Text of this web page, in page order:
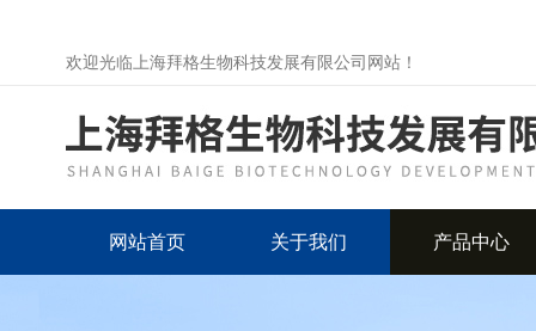
欢迎光临上海拜格生物科技发展有限公司网站！
网站首页 关于我们 产品中心